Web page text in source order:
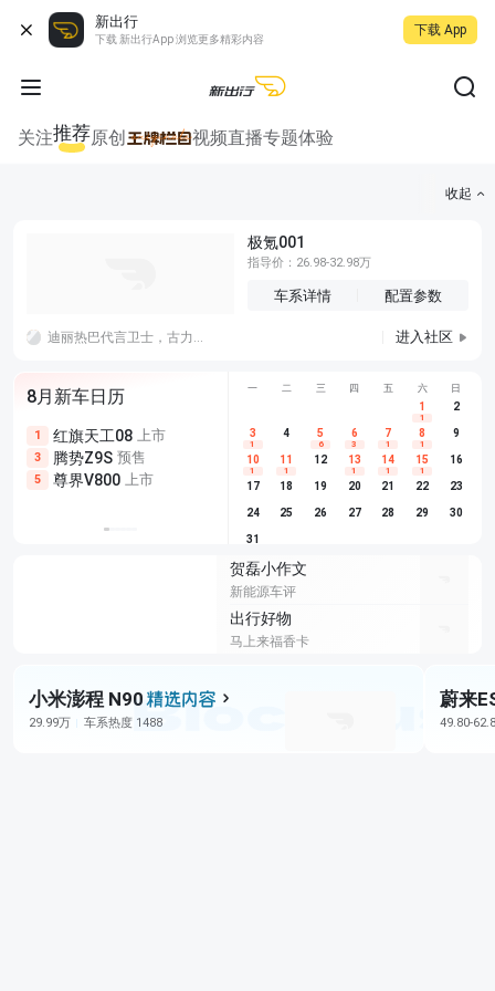
新出行
下载 新出行App 浏览更多精彩内容
下载 App
关注推荐原创 视频直播专题体验
收起
极氪001
指导价：26.98-32.98万
车系详情 配置参数
迪丽热巴代言卫士，古力娜扎代言猛士，你关注到了哪一个？这个只跟车有关啊，我选前者。 进入社区
8月新车日历
1 红旗天工08 上市
3 腾势Z9S 预售
5 尊界V800 上市
尊界V680 上市
享界G9 预售
别克至境L7 预售
埃安
长城H10
深蓝S05
一 二 三 四 五 六 日
1
1
2
3
1
4 5
6
6
3
7
1
8
1
9
10
1
11
1
12 13
1
14
1
15
1
16
17 18 19 20 21 22 23
24 25 26 27 28 29 30
31
贺磊小作文
新能源车评
出行好物
马上来福香卡
小米澎程 N90
29.99万 车系热度 1488
蔚来
49.80-